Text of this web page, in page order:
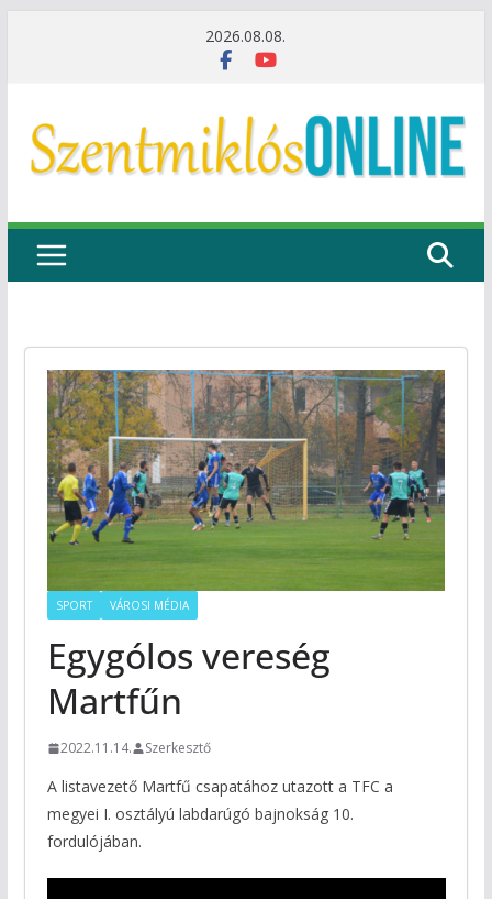
2026.08.08.
SPORT VÁROSI MÉDIA
Egygólos vereség
Martfűn
2022.11.14. Szerkesztő
A listavezető Martfű csapatához utazott a TFC a
megyei I. osztályú labdarúgó bajnokság 10.
fordulójában.